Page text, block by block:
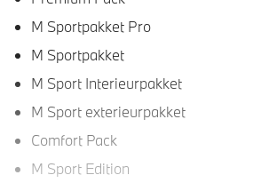
M Sportpakket Pro
M Sportpakket
M Sport Interieurpakket
M Sport exterieurpakket
Comfort Pack
M Sport Edition